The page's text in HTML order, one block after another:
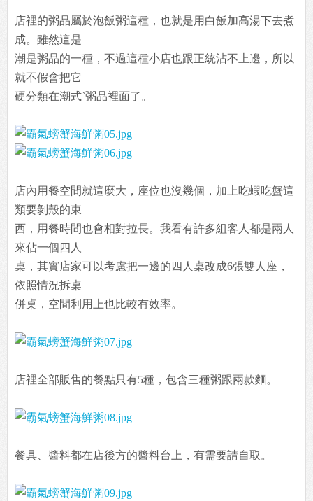
店裡的粥品屬於泡飯粥這種，也就是用白飯加高湯下去煮
成。雖然這是
潮是粥品的一種，不過這種小店也跟正統沾不上邊，所以
就不假會把它
硬分類在潮式ˋ粥品裡面了。
店內用餐空間就這麼大，座位也沒幾個，加上吃蝦吃蟹這
類要剝殼的東
西，用餐時間也會相對拉長。我看有許多組客人都是兩人
來佔一個四人
桌，其實店家可以考慮把一邊的四人桌改成6張雙人座，
依照情況拆桌
併桌，空間利用上也比較有效率。
店裡全部販售的餐點只有5種，包含三種粥跟兩款麵。
餐具、醬料都在店後方的醬料台上，有需要請自取。